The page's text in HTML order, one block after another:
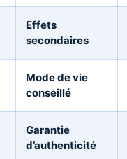
Effets
secondaires
Mode de vie
conseillé
Garantie
d’authenticité